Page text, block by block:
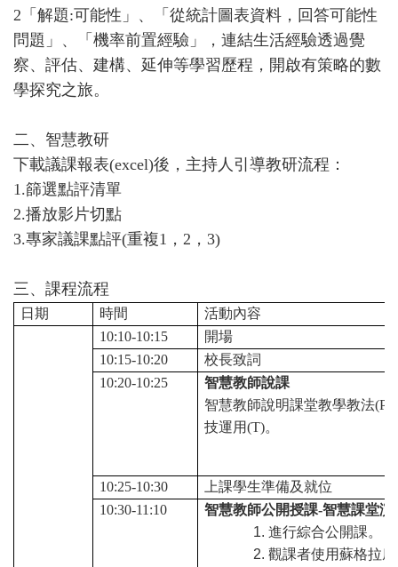
2「解題:可能性」、「從統計圖表資料，回答可能性
問題」、「機率前置經驗」，連結生活經驗透過覺
察、評估、建構、延伸等學習歷程，開啟有策略的數
學探究之旅。
二、智慧教研
下載議課報表(excel)後，主持人引導教研流程：
1.篩選點評清單
2.播放影片切點
3.專家議課點評(重複1，2，3)
三、課程流程
日期 時間 活動內容
10:10-10:15
開場
10:15-10:20
校長致詞
10:20-10:25
智慧教師說課
智慧教師說明課堂教學教法(P)
技運用(T)。
10:25-10:30
上課學生準備及就位
10:30-11:10
智慧教師公開授課-智慧課堂演
進行綜合公開課。
觀課者使用蘇格拉